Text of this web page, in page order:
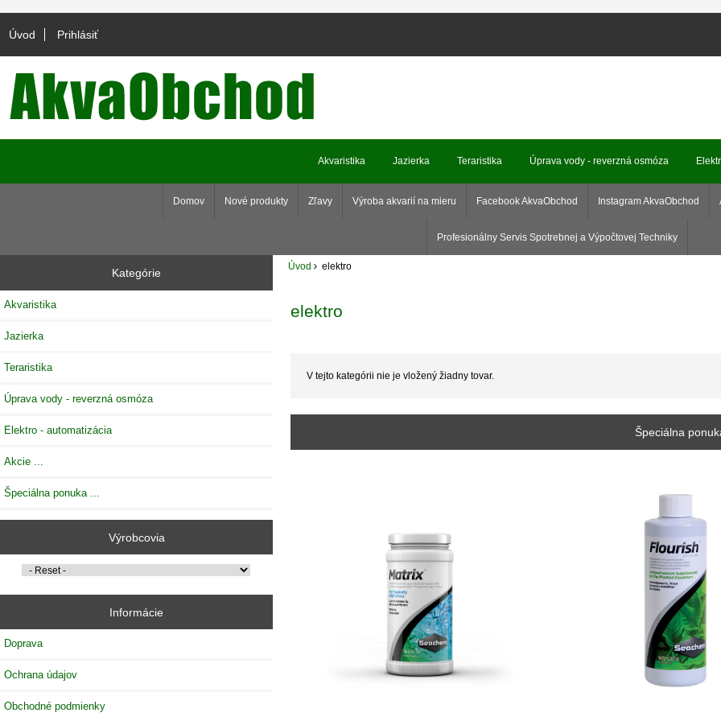
Úvod Prihlásiť
Akvaristika Jazierka Teraristika Úprava vody - reverzná osmóza
Domov Nové produkty Zľavy Výroba akvarií na mieru Facebook AkvaObchod Instagram AkvaObchod
Profesionálny Servis Spotrebnej a Výpočtovej Techniky
Kategórie
Akvaristika
Jazierka
Teraristika
Úprava vody - reverzná osmóza
Elektro - automatizácia
Akcie ...
Špeciálna ponuka ...
Výrobcovia
Informácie
Doprava
Ochrana údajov
Obchodné podmienky
Úvod elektro
elektro
V tejto kategórii nie je vložený žiadny tovar.
Špeciálna